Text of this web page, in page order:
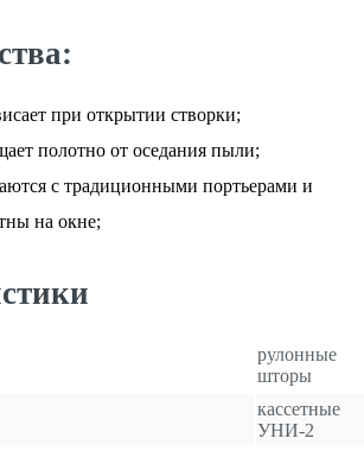
при открытии створки;
полотно от оседания пыли;
с традиционными портьерами и
на окне;
рулонные
шторы
кассетные
УНИ-2